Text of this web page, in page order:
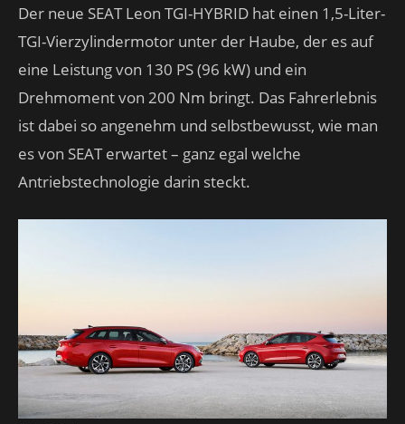
Der neue SEAT Leon TGI-HYBRID hat einen 1,5-Liter-
TGI-Vierzylindermotor unter der Haube, der es auf
eine Leistung von 130 PS (96 kW) und ein
Drehmoment von 200 Nm bringt. Das Fahrerlebnis
ist dabei so angenehm und selbstbewusst, wie man
es von SEAT erwartet – ganz egal welche
Antriebstechnologie darin steckt.